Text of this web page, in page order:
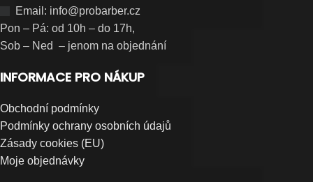
Email: info@probarber.cz
Pon – Pá: od 10h – do 17h,
Sob – Ned – jenom na objednání
INFORMACE PRO NÁKUP
Obchodní podmínky
Podmínky ochrany osobních údajů
Zásady cookies (EU)
Moje objednávky